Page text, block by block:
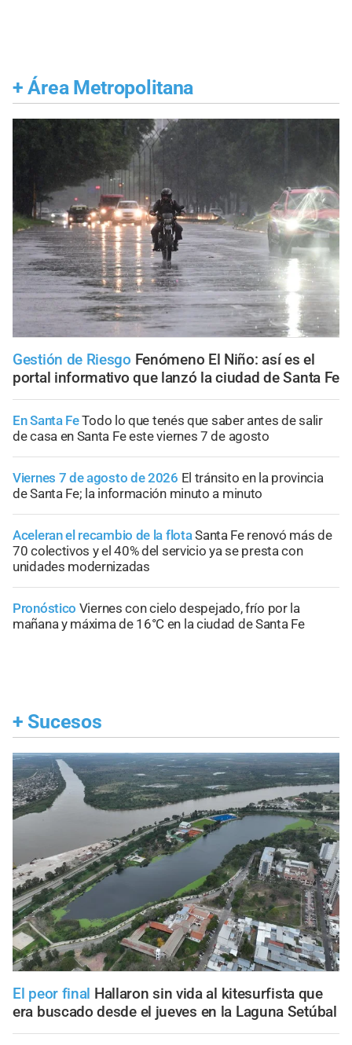
+ Área Metropolitana
Gestión de Riesgo Fenómeno El Niño: así es el
portal informativo que lanzó la ciudad de Santa Fe
En Santa FeTodo lo que tenés que saber antes de salir
de casa en Santa Fe este viernes 7 de agosto
Viernes 7 de agosto de 2026 El tránsito en la provincia
de Santa Fe; la información minuto a minuto
Aceleran el recambio de la flotaSanta Fe renovó más de
70 colectivos y el 40% del servicio ya se presta con
unidades modernizadas
Pronóstico Viernes con cielo despejado, frío por la
mañana y máxima de 16°C en la ciudad de Santa Fe
+ Sucesos
El peor final Hallaron sin vida al kitesurfista que
era buscado desde el jueves en la Laguna Setúbal